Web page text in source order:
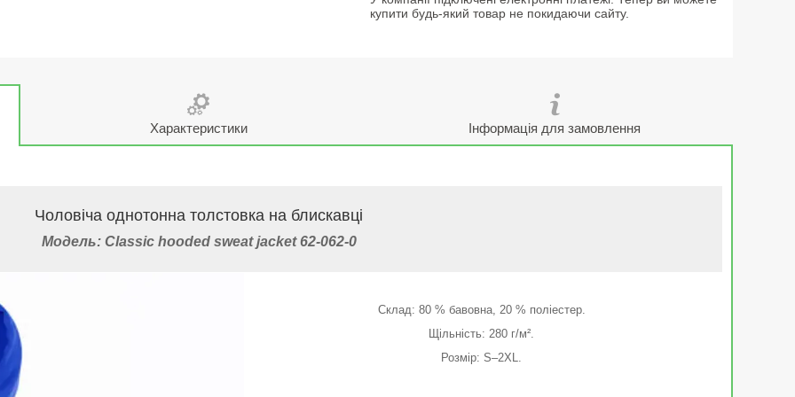
купити будь-який товар не покидаючи сайту.
Характеристики Інформація для замовлення
Чоловіча однотонна толстовка на блискавці
Модель: Classic hooded sweat jacket 62-062-0
Склад: 80 % бавовна, 20 % поліестер.
Щільність: 280 г/м².
Розмір: S–2XL.